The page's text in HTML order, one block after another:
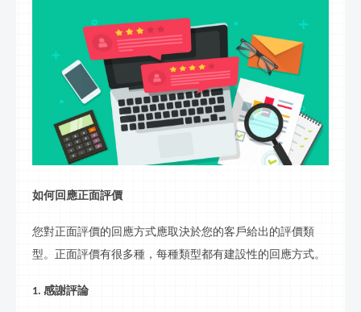
如何回應正面評價
您對正面評價的回應方式應取決於您的客戶給出的評價類
型。正面評價有很多種，每種類型都有建設性的回應方式。
1. 感謝評論